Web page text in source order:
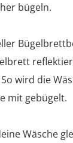
bügeln.
wird die
mit gebügelt.
Wäsche